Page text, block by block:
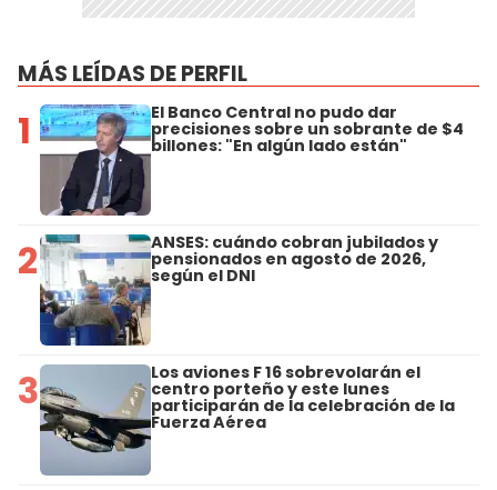
MÁS LEÍDAS DE PERFIL
1 El Banco Central no pudo dar
precisiones sobre un sobrante de $4
billones: "En algún lado están"
2 ANSES: cuándo cobran jubilados y
pensionados en agosto de 2026,
según el DNI
3 Los aviones F 16 sobrevolarán el
centro porteño y este lunes
participarán de la celebración de la
Fuerza Aérea